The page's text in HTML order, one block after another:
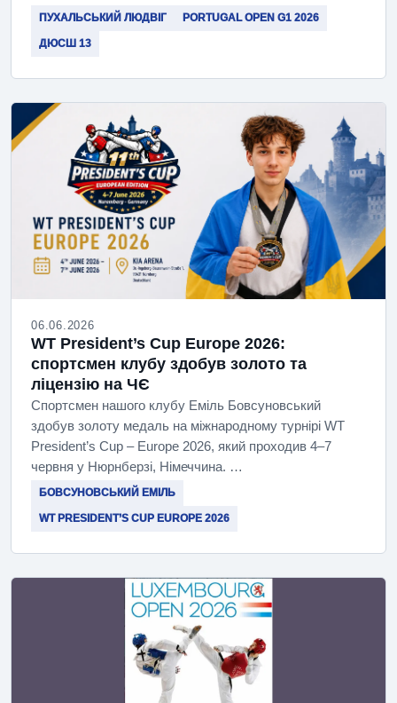
ПУХАЛЬСЬКИЙ ЛЮДВІГ PORTUGAL OPEN G1 2026
ДЮСШ 13
06.06.2026
WT President’s Cup Europe 2026:
спортсмен клубу здобув золото та
ліцензію на ЧЄ
Спортсмен нашого клубу Еміль Бовсуновський
здобув золоту медаль на міжнародному турнірі WT
President’s Cup – Europe 2026, який проходив 4–7
червня у Нюрнберзі, Німеччина. …
БОВСУНОВСЬКИЙ ЕМІЛЬ
WT PRESIDENT’S CUP EUROPE 2026